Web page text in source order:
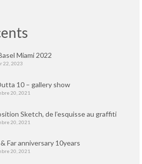
Miami 2022
22, 2023
10 – gallery show
20, 2021
Sketch, de l’esquisse au graffiti
20, 2021
Far anniversary 10years
20, 2021